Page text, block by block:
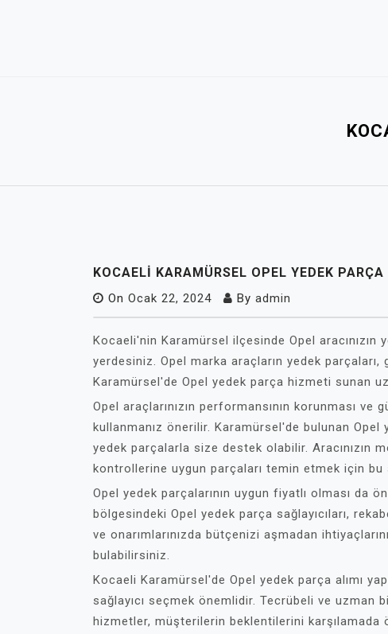
KOCAELI KARAMÜRSEL OPEL YEDEK PARÇA
On Ocak 22, 2024 By admin
Kocaeli'nin Karamürsel ilçesinde Opel aracınızın
yerdesiniz. Opel marka araçların yedek
Karamürsel'de Opel yedek parça hizmeti sunan
Opel araçlarınızın performansının korunması
kullanmanız önerilir. Karamürsel'de bulunan
yedek parçalarla size destek olabilir. Aracınızın
kontrollerine uygun parçaları temin etmek için bu
Opel yedek parçalarının uygun fiyatlı olması da
bölgesindeki Opel yedek parça sağlayıcıları,
ve onarımlarınızda bütçenizi aşmadan
bulabilirsiniz.
Kocaeli Karamürsel'de Opel yedek parça alımı
sağlayıcı seçmek önemlidir. Tecrübeli ve uzman
hizmetler, müşterilerin beklentilerini karşılamada